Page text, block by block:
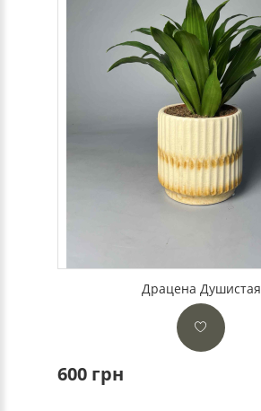
Драцена Душистая
600 грн